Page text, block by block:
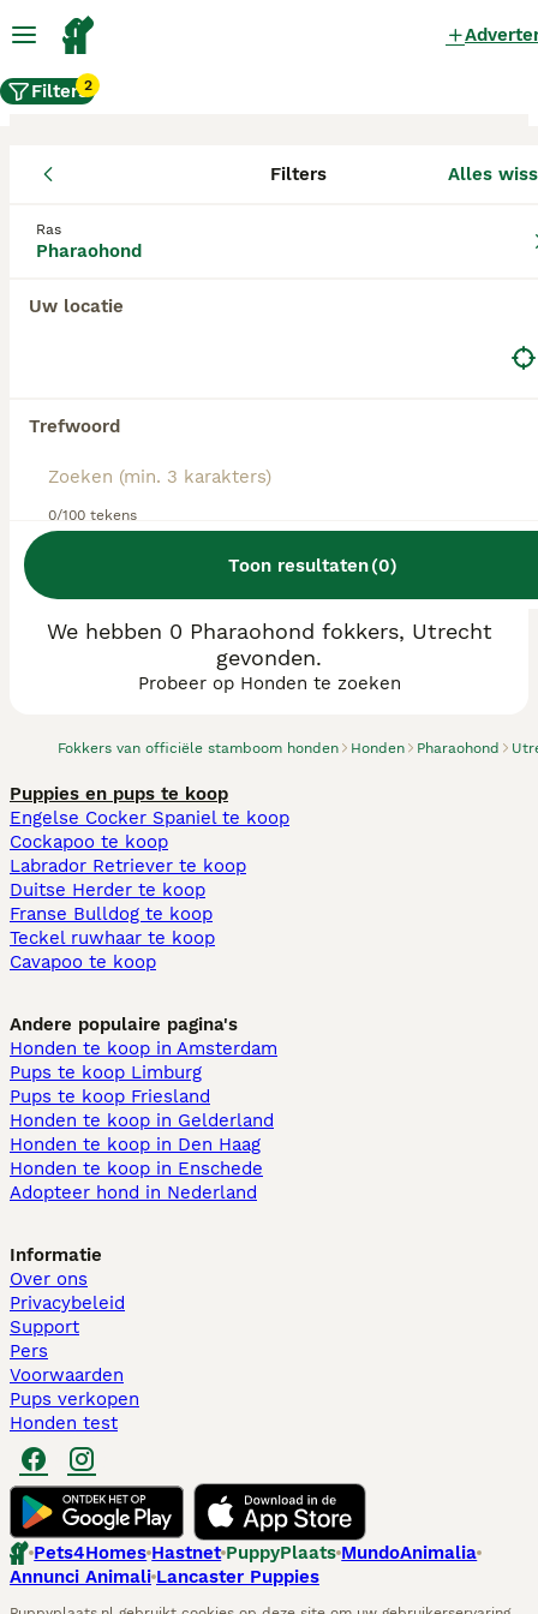
Filters2
Filters Alles
Ras
Pharaohond
Uw locatie
Trefwoord
0/100 tekens
Toon resultaten(0)
Fokkers van officiële stamboom honden Honden Pharaohond
Pharaohond Fokkers in deze lijst hebben een
Beheer bij ons aangeleverd, en fokken pups met
We hebben 0 Pharaohond fokkers, Utrecht
gevonden.
Probeer op Honden te zoeken
Puppies en pups te koop
Engelse Cocker Spaniel te koop
Cockapoo te koop
Labrador Retriever te koop
Duitse Herder te koop
Franse Bulldog te koop
Teckel ruwhaar te koop
Cavapoo te koop
Andere populaire pagina's
Honden te koop in Amsterdam
Pups te koop Limburg​
Pups te koop Friesland​
Honden te koop in Gelderland
Honden te koop in Den Haag
Honden te koop in Enschede
Adopteer hond in Nederland
Informatie
Over ons
Privacybeleid
Support
Pers
Voorwaarden
Pups verkopen
Honden test
Pets4Homes Hastnet PuppyPlaats MundoAnimalia
Annunci Animali Lancaster Puppies